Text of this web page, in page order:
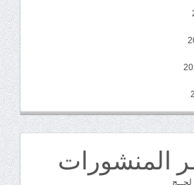
المنشورات
لحــج